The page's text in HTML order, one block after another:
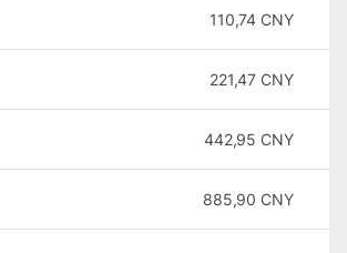
110,74 CNY
221,47 CNY
442,95 CNY
885,90 CNY